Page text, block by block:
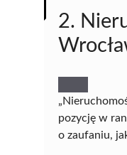
2.
pozycję w
o zaufaniu,